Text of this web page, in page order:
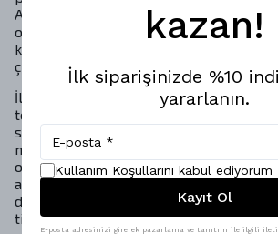
Aksi halde dikkat çekmeyen bir giyim
olmanıza neden olur. Street style giyim
kurallara göz atmak gerekirse karşımıza
çıkmaktadır.
İlkbahar ve yaz aylarında oversize t-
temelini oluşturmaktadır. Son derece
sunmasını yanı sıra rahatlığı ile de
modellerden birsi olan oversize t-shirt
ortaya koymak isteyenlerin favorileri
almaktadır. Basic ve bol kesim
duruşlarını kendilerine has şekilde
tişört modelleri özellikle baskıları ile
kazan!
İlk siparişinizde %10
yararlanın.
Kullanım Koşullarını kabul ediyorum
Kayıt Ol
E-posta adresinizi girerek pazarlama ve tanıtım ile ilgili